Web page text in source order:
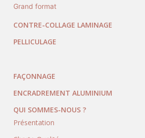
Grand format
CONTRE-COLLAGE LAMINAGE
PELLICULAGE
FAÇONNAGE
ENCRADREMENT ALUMINIUM
QUI SOMMES-NOUS ?
Présentation